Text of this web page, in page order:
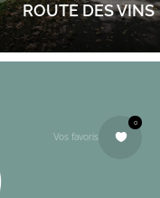
ROUTE DES VINS
Vos favoris
0